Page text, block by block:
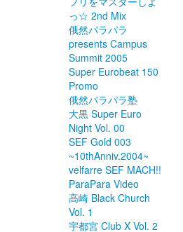
っ☆ 2nd Mix
俄然パラパラ
presents Campus
Summit 2005
Super Eurobeat 150
Promo
俄然パラパラ塾
大黒 Super Euro
Night Vol. 00
SEF Gold 003
~10thAnniv.2004~
velfarre SEF MACH!!
ParaPara Video
高崎 Black Church
Vol. 1
宇都宮 Club X Vol. 2